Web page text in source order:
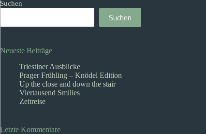
Suchen
Suchen
Neueste Beiträge
Triestiner Ausblicke
Prager Frühling – Knödel Edition
Up the close and down the stair
Viertausend Smilies
Zeitreise
Letzte Kommentare